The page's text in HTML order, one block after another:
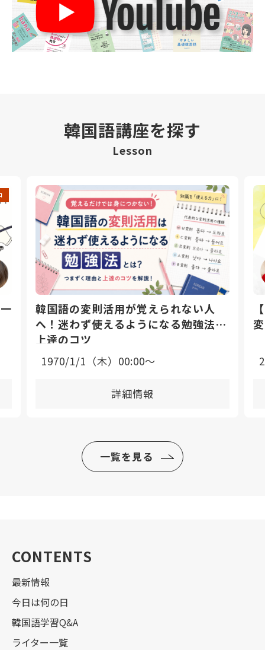
韓国語講座を探す
Lesson
韓国語の変則活用が覚えられない人
へ！迷わず使えるようになる勉強法と
上達のコツ
1970/1/1（木）00:00〜
詳細情報
一覧を見る
CONTENTS
最新情報
今日は何の日
韓国語学習Q&A
ライター一覧